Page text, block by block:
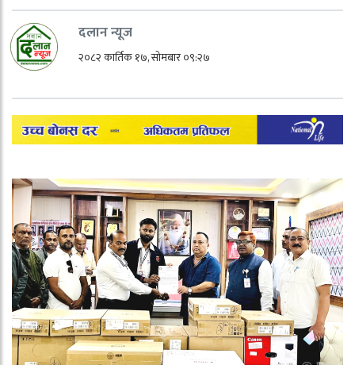
दलान न्यूज
२०८२ कार्तिक १७, सोमबार ०९:२७